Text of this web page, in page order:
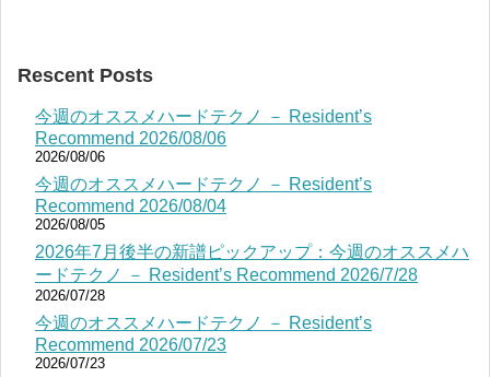
Rescent Posts
今週のオススメハードテクノ － Resident’s
Recommend 2026/08/06
2026/08/06
今週のオススメハードテクノ － Resident’s
Recommend 2026/08/04
2026/08/05
2026年7月後半の新譜ピックアップ：今週のオススメハ
ードテクノ － Resident’s Recommend 2026/7/28
2026/07/28
今週のオススメハードテクノ － Resident’s
Recommend 2026/07/23
2026/07/23